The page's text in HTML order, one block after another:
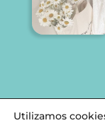
Utilizamos